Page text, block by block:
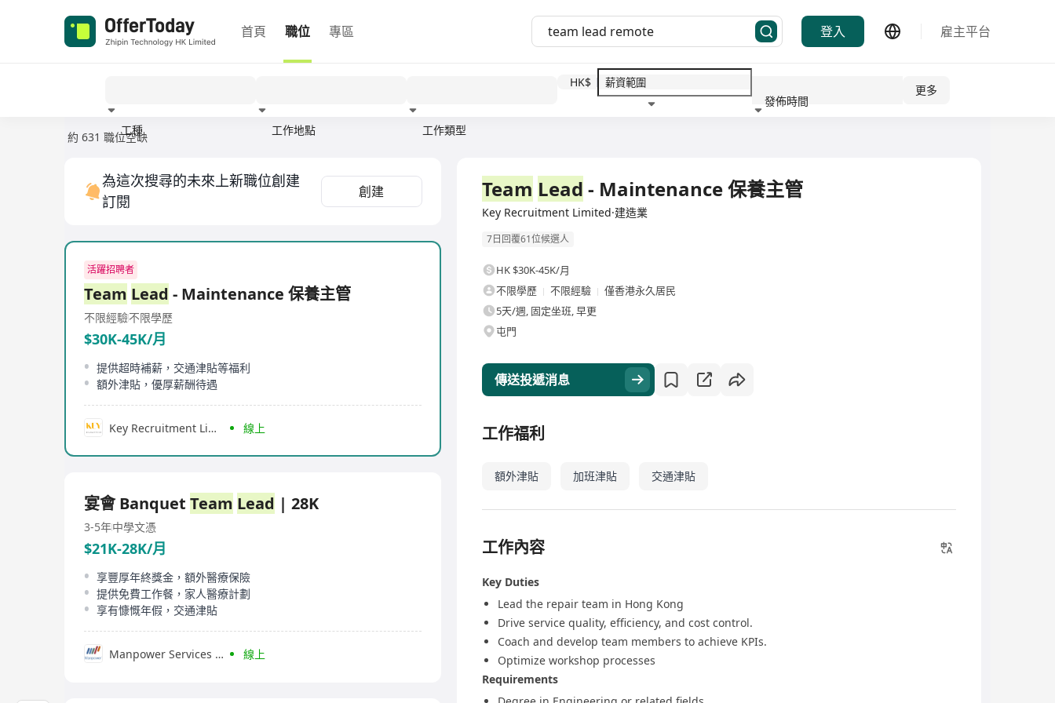
首頁 職位 專區 登入 雇主平台
工種 工作地點 工作類型
HK$
發佈時間
更多
約 631 職位空缺
為這次搜尋的未來上新職位創建
訂閱
創建
活躍招聘者
Team Lead - Maintenance 保養主管
不限經驗不限學歷
$30K-45K/月
提供超時補薪，交通津貼等福利
額外津貼，優厚薪酬待遇
Key Recruitment Limited 線上
宴會 Banquet Team Lead | 28K
3-5年中學文憑
$21K-28K/月
享豐厚年終獎金，額外醫療保險
提供免費工作餐，家人醫療計劃
享有慷慨年假，交通津貼
Manpower Services (Hong Kong) Limited 線上
Team Lead - Maintenance 保養主管
Key Recruitment Limited·建造業
7日回覆61位候選人
HK $30K-45K/月
不限學歷
不限經驗
僅香港永久居民
5天/週, 固定坐班, 早更
屯門
傳送投遞消息
工作福利
額外津貼 加班津貼 交通津貼
工作內容
Key Duties
Lead the repair team in Hong Kong
Drive service quality, efficiency, and cost control.
Coach and develop team members to achieve KPIs.
Optimize workshop processes
Requirements